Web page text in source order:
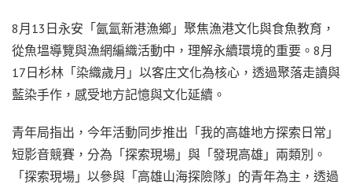
8月13日永安「氤氳新港漁鄉」聚焦漁港文化與食魚教育，
從魚塭導覽與漁網編織活動中，理解永續環境的重要。8月
17日杉林「染織歲月」以客庄文化為核心，透過聚落走讀與
藍染手作，感受地方記憶與文化延續。
青年局指出，今年活動同步推出「我的高雄地方探索日常」
短影音競賽，分為「探索現場」與「發現高雄」兩類別。
「探索現場」以參與「高雄山海探險隊」的青年為主，透過